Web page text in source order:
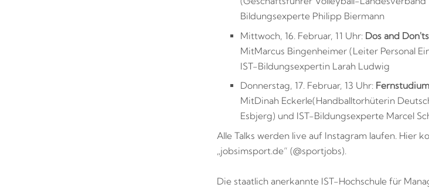
Bildungsexperte Philipp Biermann
Mittwoch, 16. Februar, 11 Uhr: Dos and
MitMarcus Bingenheimer (Leiter Personal
IST-Bildungsexpertin Larah Ludwig
Donnerstag, 17. Februar, 13 Uhr:
MitDinah Eckerle(Handballtorhüterin
Esbjerg) und IST-Bildungsexperte Marcel
Alle Talks werden live auf Instagram laufen. Hier
„jobsimsport.de“ (@sportjobs).
Die staatlich anerkannte IST-Hochschule für